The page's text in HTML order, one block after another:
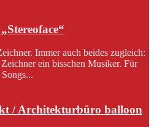
Immer auch beides zugleich:
ein bisschen Musiker. Für
/ Architekturbüro balloon